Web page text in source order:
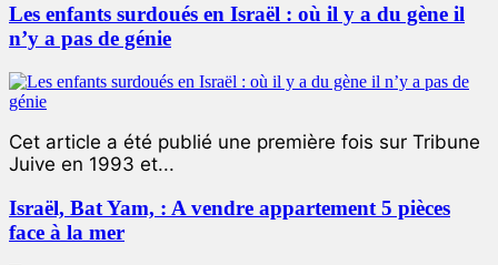
Les enfants surdoués en Israël : où il y a du gène il
n’y a pas de génie
Cet article a été publié une première fois sur Tribune
Juive en 1993 et...
Israël, Bat Yam, : A vendre appartement 5 pièces
face à la mer